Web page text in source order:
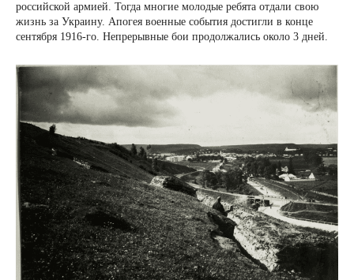
российской армией. Тогда многие молодые ребята отдали свою
жизнь за Украину. Апогея военные события достигли в конце
сентября 1916-го. Непрерывные бои продолжались около 3 дней.